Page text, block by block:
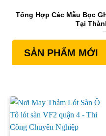
Tổng Hợp Các Mẫu Bọc
Tại
SẢN PHẨM MỚI